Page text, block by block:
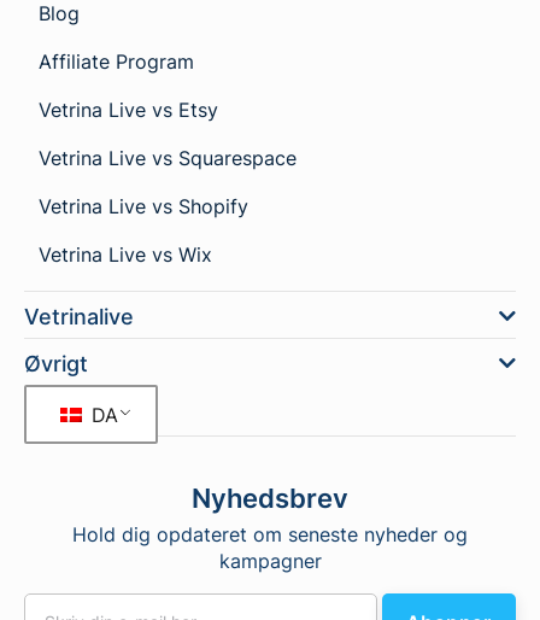
Blog
Affiliate Program
Vetrina Live vs Etsy
Vetrina Live vs Squarespace
Vetrina Live vs Shopify
Vetrina Live vs Wix
Vetrinalive
Øvrigt
DA
Nyhedsbrev
Hold dig opdateret om seneste nyheder og
kampagner